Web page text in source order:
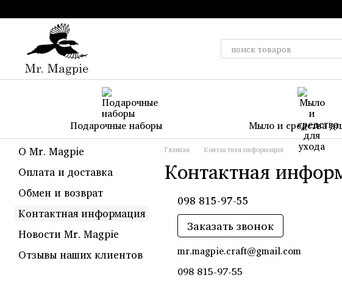
Подарочные наборы Мыло и средства
Главная Контактная информация
Контактная
098 815-97-55
Заказать звонок
mr.magpie.craft@gmail.com
098 815-97-55
О Mr. Magpie
Оплата и доставка
Обмен и возврат
Контактная информация
Новости Mr. Magpie
Отзывы наших клиентов